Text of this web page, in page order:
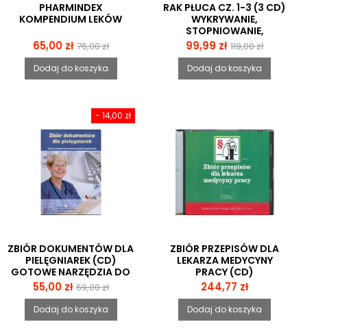
PHARMINDEX
KOMPENDIUM LEKÓW
Cena
65,00 zł Cena
podstawowa
76,00 zł
Dodaj do koszyka
RAK PŁUCA CZ. 1-3 (3 CD)
WYKRYWANIE,
STOPNIOWANIE,
MONITOROWANIE
PRZEBIEGU I LECZENIA
Cena
99,99 zł Cena
podstawowa
119,00 zł
Dodaj do koszyka
- 14,00 zł
ZBIÓR DOKUMENTÓW DLA
PIELĘGNIAREK (CD)
GOTOWE NARZĘDZIA DO
PROWADZENIA PRAKTYKI
PIELĘGNIARSKIEJ
Cena
55,00 zł Cena
podstawowa
69,00 zł
Dodaj do koszyka
ZBIÓR PRZEPISÓW DLA
LEKARZA MEDYCYNY
PRACY (CD)
Cena
244,77 zł
Dodaj do koszyka